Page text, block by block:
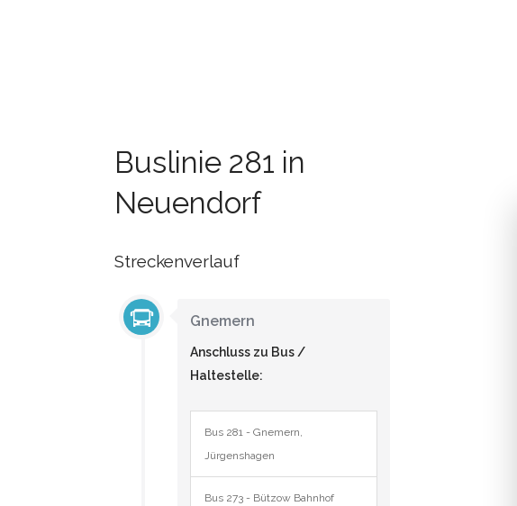
Buslinie 281 in
Neuendorf
Streckenverlauf
Gnemern
Anschluss zu Bus /
Haltestelle:
Bus 281 - Gnemern,
Jürgenshagen
Bus 273 - Bützow Bahnhof